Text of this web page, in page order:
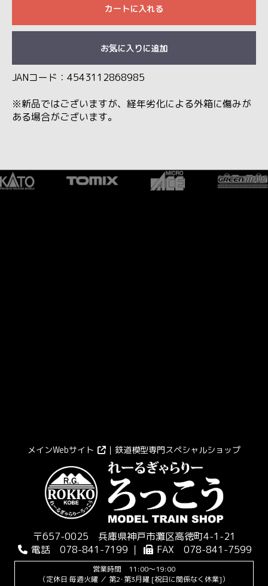
カートに入れる
お気に入りに追加
JANコード：4543112868985
※新品ではございますが、経年劣化による外箱に傷みが
ある場合がございます。
メインWebサイト ｜鉄道模型専門スペシャルショップ
〒657-0025 兵庫県神戸市灘区高徳町4-1-21
電話 078-841-7199 ｜
FAX 078-841-7599
営業時間 11:00～19:00
（定休日 毎週火曜 ／ 第2･第3月曜 [祝日に関係なく休業]）